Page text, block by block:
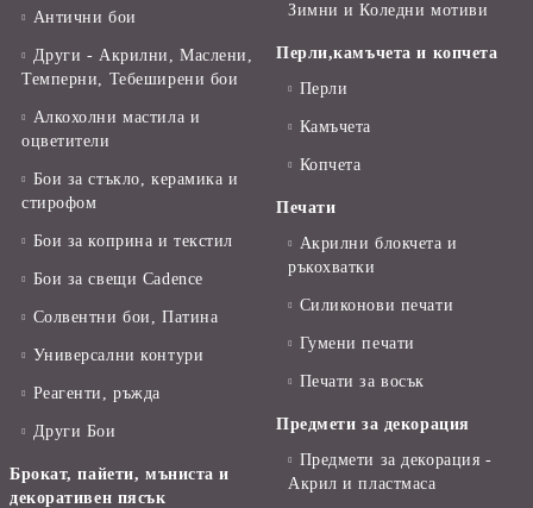
Антични бои
Други - Акрилни, Маслени,
Темперни, Тебеширени бои
Алкохолни мастила и
оцветители
Бои за стъкло, керамика и
стирофом
Бои за коприна и текстил
Бои за свещи Cadence
Солвентни бои, Патина
Универсални контури
Реагенти, ръжда
Други Бои
Брокат, пайети, мъниста и
декоративен пясък
Зимни и Коледни мотиви
Перли,камъчета и копчета
Перли
Камъчета
Копчета
Печати
Акрилни блокчета и
ръкохватки
Силиконови печати
Гумени печати
Печати за восък
Предмети за декорация
Предмети за декорация -
Акрил и пластмаса